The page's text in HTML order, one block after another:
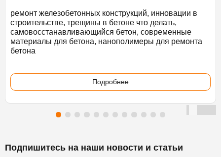
ремонт железобетонных конструкций, инновации в
строительстве, трещины в бетоне что делать,
самовосстанавливающийся бетон, современные
материалы для бетона, нанополимеры для ремонта
бетона
Подробнее
Подпишитесь на наши новости и статьи